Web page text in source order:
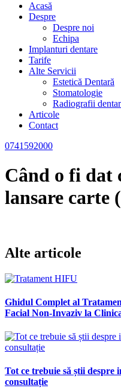
Acasă
Despre
Despre noi
Echipa
Implanturi dentare
Tarife
Alte Servicii
Estetică Dentară
Stomatologie
Radiografii
Articole
Contact
0741592000
Când o fi
lansare carte
Alte articole
Ghidul Complet al
Facial Non-Invaziv la
Tot ce trebuie să știi
consultație